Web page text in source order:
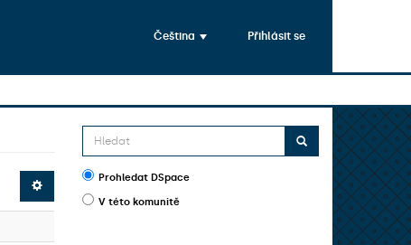
Čeština Přihlásit se
Prohledat DSpace
V této komunitě